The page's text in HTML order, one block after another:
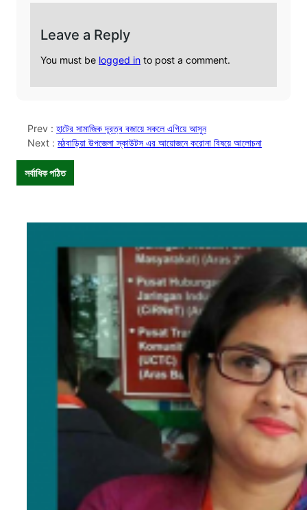
Leave a Reply
You must be logged in to post a comment.
Prev : হাটের সামাজিক দূরত্ব বজায়ে সকলে এগিয়ে আসুন
Next : মঠবাড়িয়া উপজেলা স্কাউটস এর আয়োজনে করোনা বিষয়ে আলোচনা
সর্বাধিক পঠিত